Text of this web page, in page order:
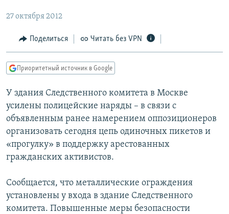
Вернутся
Вернутся
поиску
МНЕНИЯ
КУЛЬТУРА
КАВКАЗ.РЕАЛИИ
СЕВЕР.РЕАЛИИ
СИБИРЬ.РЕАЛИИ
РАСПИСАНИЕ ВЕЩАНИЯ
ПОДПИШИТЕСЬ НА РАССЫЛКУ
СОЦИАЛЬНЫЕ СЕТИ
27 октября 2012
Поделиться Читать без VPN
Приоритетный источник в Google
У здания Следственного комитета в Москве
усилены полицейские наряды – в связи с
объявленным ранее намерением оппозиционеров
организовать сегодня цепь одиночных пикетов и
«прогулку» в поддержку арестованных
гражданских активистов.
Сообщается, что металлические ограждения
установлены у входа в здание Следственного
комитета. Повышенные меры безопасности